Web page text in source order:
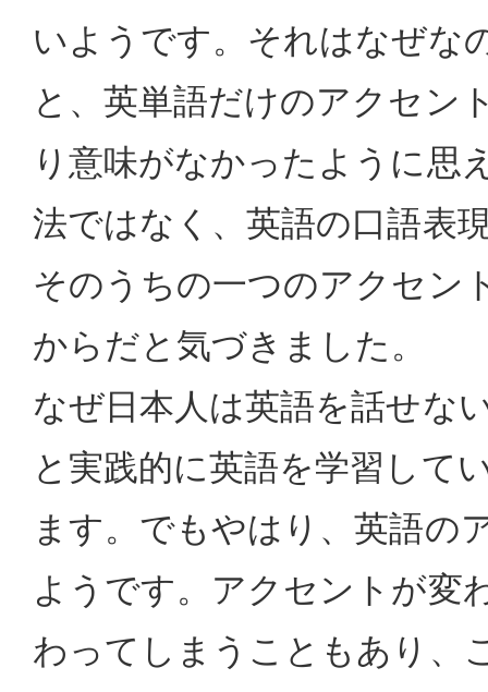
いようです。それはなぜな
と、英単語だけのアクセン
り意味がなかったように思
法ではなく、英語の口語表
そのうちの一つのアクセン
からだと気づきました。
なぜ日本人は英語を話せな
と実践的に英語を学習して
ます。でもやはり、英語の
ようです。アクセントが変
わってしまうこともあり、